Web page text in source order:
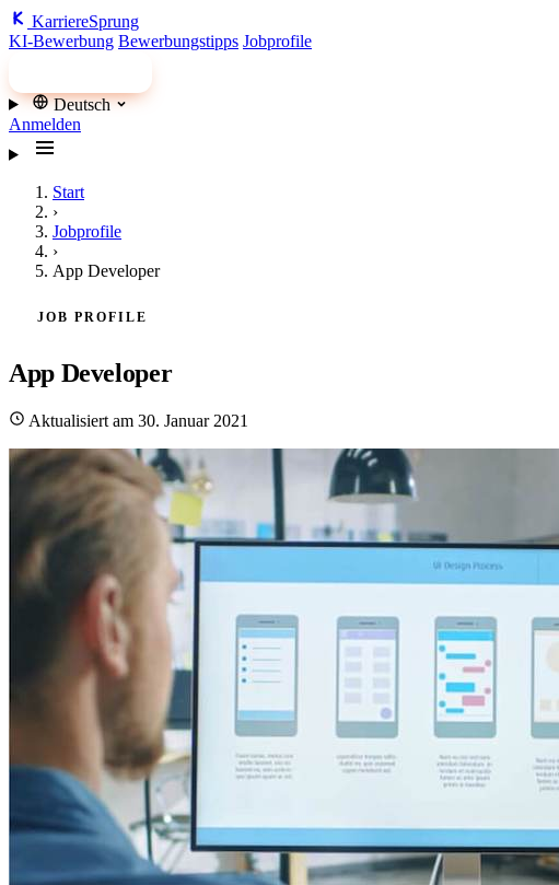
KarriereSprung
KI-Bewerbung Bewerbungstipps Jobprofile
Deutsch
Anmelden
Start
›
Jobprofile
›
App Developer
JOB PROFILE
App Developer
Aktualisiert am 30. Januar 2021